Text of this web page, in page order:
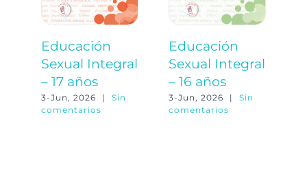
Educación
Sexual Integral
– 17 años
3-Jun, 2026 |
Sin
comentarios
Educación
Sexual Integral
– 16 años
3-Jun, 2026 |
Sin
comentarios